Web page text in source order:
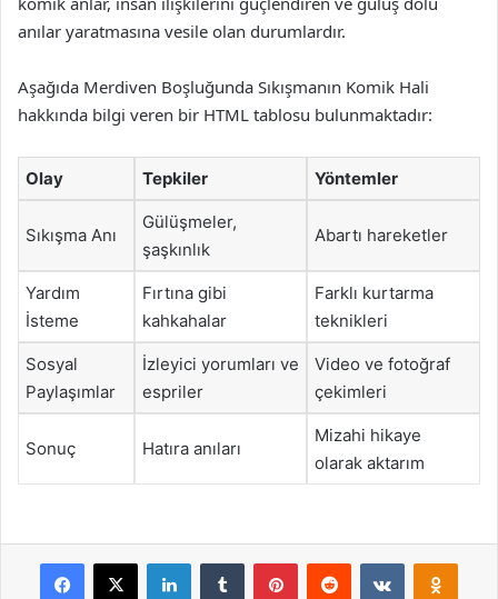
anılar yaratmasına vesile olan durumlardır.
Aşağıda Merdiven Boşluğunda Sıkışmanın Komik Hali
hakkında bilgi veren bir HTML tablosu bulunmaktadır:
Olay Tepkiler Yöntemler
Sıkışma Anı
Gülüşmeler,
şaşkınlık
Abartı hareketler
Yardım
İsteme
Fırtına gibi
kahkahalar
Farklı kurtarma
teknikleri
Sosyal
Paylaşımlar
İzleyici yorumları ve
espriler
Video ve fotoğraf
çekimleri
Sonuç Hatıra anıları
Mizahi hikaye
olarak aktarım
Facebook
X LinkedInTumblr PinterestReddit VKontakte